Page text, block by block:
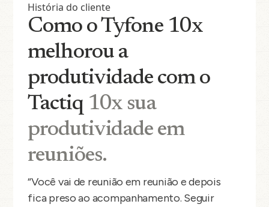
História do cliente
Como o Tyfone 10x
melhorou a
produtividade com o
Tactiq 10x sua
produtividade em
reuniões.
“Você vai de reunião em reunião e depois
fica preso ao acompanhamento. Seguir